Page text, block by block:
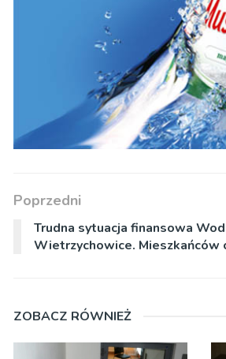
Poprzedni
Trudna sytuacja finansowa
Wietrzychowice. Mieszkańców
ZOBACZ RÓWNIEŻ